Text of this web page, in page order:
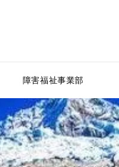
障害福祉事業部